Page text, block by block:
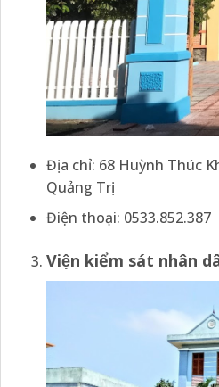
Địa chỉ: 68 Huỳnh Thúc
Quảng Trị
Điện thoại: 0533.852.387
Viện kiểm sát nhân